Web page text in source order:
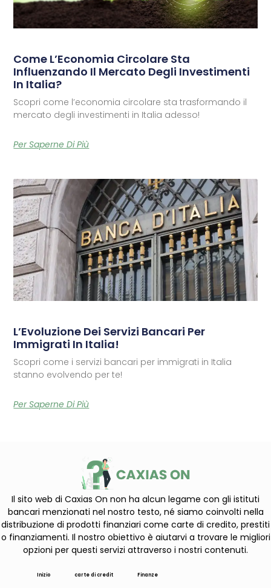
Come L’Economia Circolare Sta
Influenzando Il Mercato Degli Investimenti
In Italia?
Scopri come l’economia circolare sta trasformando il
mercato degli investimenti in Italia adesso!
Per Saperne Di Più
L’Evoluzione Dei Servizi Bancari Per
Immigrati In Italia!
Scopri come i servizi bancari per immigrati in Italia
stanno evolvendo per te!
Per Saperne Di Più
Il sito web di Caxias On non ha alcun legame con gli istituti
bancari menzionati nel nostro testo, né siamo coinvolti nella
distribuzione di prodotti finanziari come carte di credito, prestiti
o finanziamenti. Il nostro obiettivo è aiutarvi a trovare le migliori
opzioni per questi servizi attraverso i nostri contenuti.
Inizio carte di credit Finanze